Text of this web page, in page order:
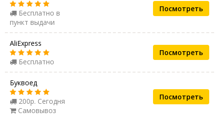
Бесплатно в
пункт выдачи
Посмотреть
AliExpress
Бесплатно
Посмотреть
Буквоед
200р. Сегодня
Самовывоз
Посмотреть